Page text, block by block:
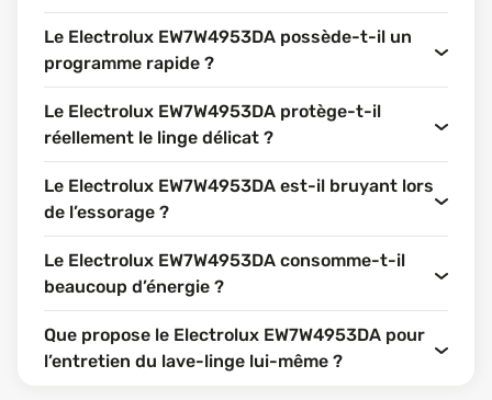
Le Electrolux EW7W4953DA possède-t-il un
programme rapide ?
Le Electrolux EW7W4953DA protège-t-il
réellement le linge délicat ?
Le Electrolux EW7W4953DA est-il bruyant lors
de l’essorage ?
Le Electrolux EW7W4953DA consomme-t-il
beaucoup d’énergie ?
Que propose le Electrolux EW7W4953DA pour
l’entretien du lave-linge lui-même ?